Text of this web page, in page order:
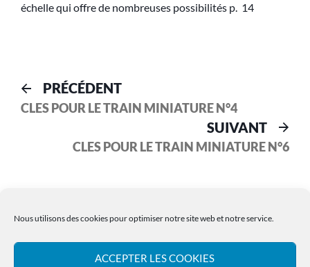
Nous utilisons des cookies pour optimiser notre site web et notre service.
ACCEPTER LES COOKIES
échelle qui offre de nombreuses possibilités p. 14
PRÉCÉDENT
CLES POUR LE TRAIN MINIATURE N°4
SUIVANT
CLES POUR LE TRAIN MINIATURE N°6